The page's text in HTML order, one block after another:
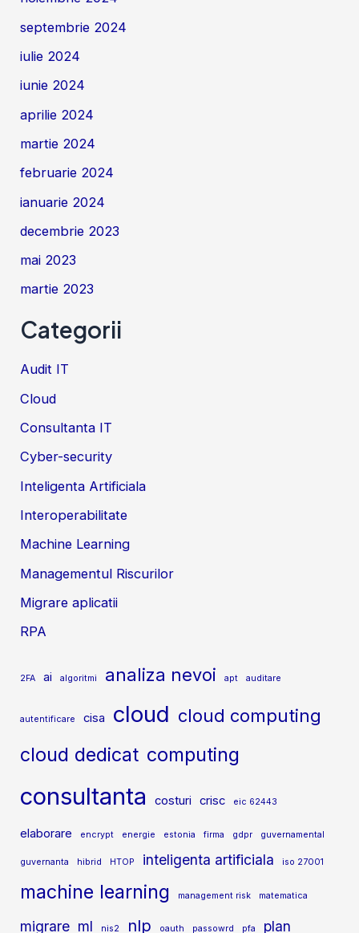
septembrie 2024
iulie 2024
iunie 2024
aprilie 2024
martie 2024
februarie 2024
ianuarie 2024
decembrie 2023
mai 2023
martie 2023
Categorii
Audit IT
Cloud
Consultanta IT
Cyber-security
Inteligenta Artificiala
Interoperabilitate
Machine Learning
Managementul Riscurilor
Migrare aplicatii
RPA
2FA ai algoritmi analiza nevoi apt auditare
autentificare cisa cloud cloud computing
cloud dedicat computing
consultanta costuri crisc eic 62443
elaborare encrypt energie estonia firma gdpr guvernamental
guvernanta hibrid HTOP inteligenta artificiala iso 27001
machine learning management risk matematica
migrare ml nis2 nlp oauth passowrd pfa plan